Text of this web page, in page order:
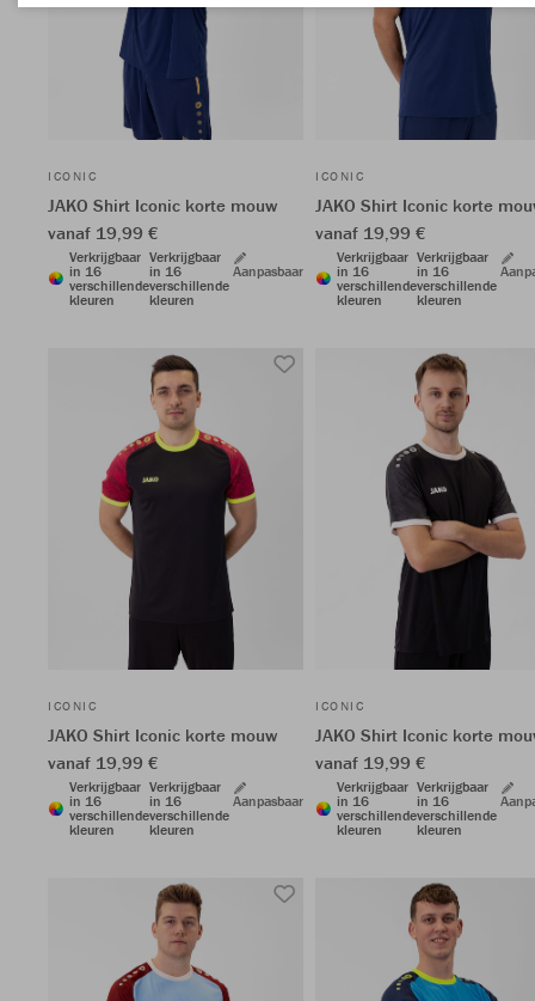
ICONIC
JAKO Shirt Iconic korte mouw
vanaf 19,99 €
Verkrijgbaar
in 16
verschillende
kleuren
Verkrijgbaar
in 16
verschillende
kleuren
Aanpasbaar
ICONIC
JAKO Shirt Iconic korte
vanaf 19,99 €
Verkrijgbaar
in 16
verschillende
kleuren
Verkrijgbaar
in 16
verschillende
kleuren
ICONIC
JAKO Shirt Iconic korte mouw
vanaf 19,99 €
Verkrijgbaar
in 16
verschillende
kleuren
Verkrijgbaar
in 16
verschillende
kleuren
Aanpasbaar
ICONIC
JAKO Shirt Iconic korte
vanaf 19,99 €
Verkrijgbaar
in 16
verschillende
kleuren
Verkrijgbaar
in 16
verschillende
kleuren